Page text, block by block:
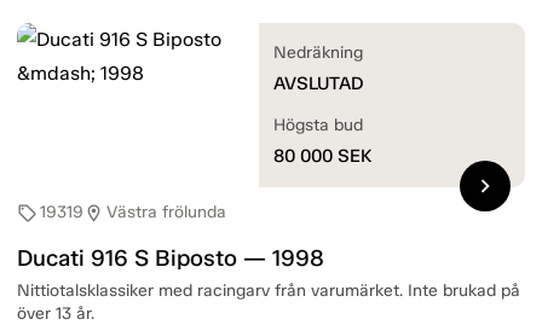
sell19319 location_on Västra frölunda
Ducati 916 S Biposto — 1998
Nittiotalsklassiker med racingarv från varumärket. Inte brukad på
över 13 år.
Nedräkning
AVSLUTAD
Högsta bud
80 000 SEK
chevron_right